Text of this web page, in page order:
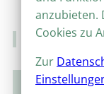
anzubieten.
Cookies zu
Zur